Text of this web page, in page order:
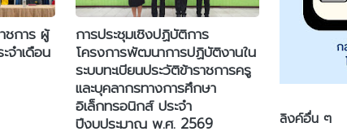
ชการ ผู้
จำเดือน
การประชุมเชิงปฏิบัติการ
โครงการพัฒนาการปฏิบัติงานใน
ระบบทะเบียนประวัติข้าราชการครู
และบุคลากรทางการศึกษา
อิเล็กทรอนิกส์ ประจำ
ปีงบประมาณ พ.ศ. 2569
ลิงค์อื่น ๆ